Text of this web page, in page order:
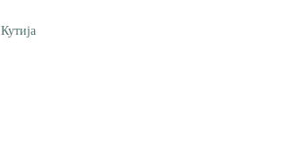
Кутија